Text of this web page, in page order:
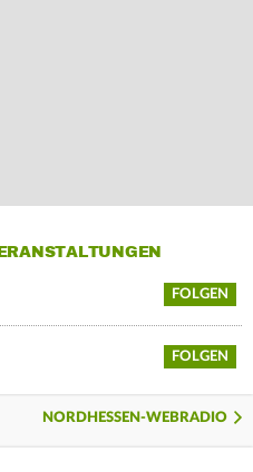
FOLGEN
FOLGEN
NORDHESSEN-WEBRADIO